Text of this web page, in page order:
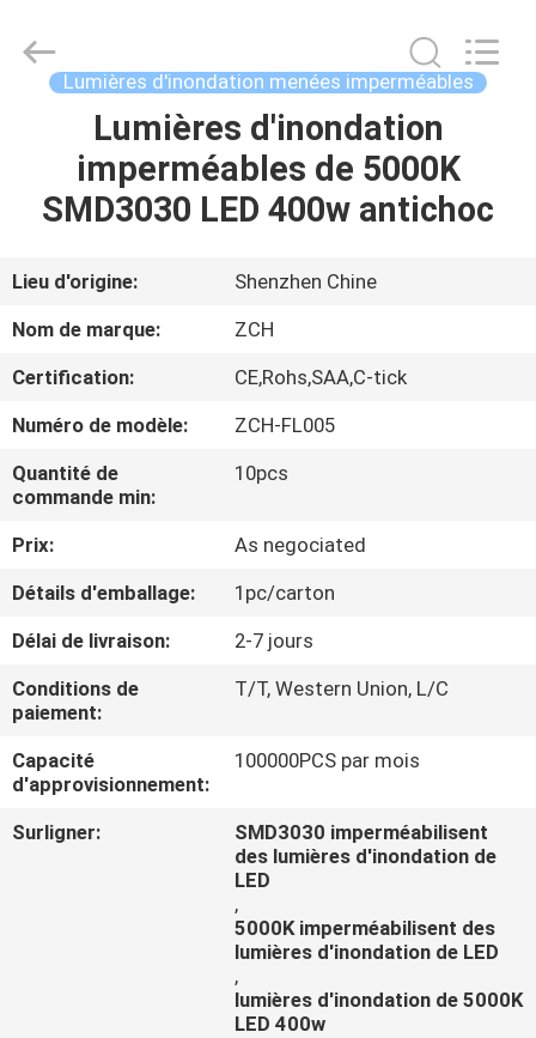
MAISON
PRODUITS
AU
SUJET
DE
VISITE
CONTRÔLE
DE
QUALITÉ
CONTACTEZ-
NOUS
Fournisseur.
Copyright
ceilingledpanellights.com.
Lumières d'inondation menées imperméables
Lumières d'inondation
imperméables de 5000K
SMD3030 LED 400w antichoc
Lieu d'origine:
Shenzhen Chine
Nom de marque:
ZCH
Certification:
CE,Rohs,SAA,C-tick
Numéro de modèle:
ZCH-FL005
Quantité de
commande min:
10pcs
Prix:
As negociated
Détails d'emballage:
1pc/carton
Délai de livraison:
2-7 jours
Conditions de
paiement:
T/T, Western Union, L/C
Capacité
d'approvisionnement:
100000PCS par mois
Surligner:
SMD3030 imperméabilisent
des lumières d'inondation de
LED
,
5000K imperméabilisent des
lumières d'inondation de LED
,
lumières d'inondation de 5000K
LED 400w